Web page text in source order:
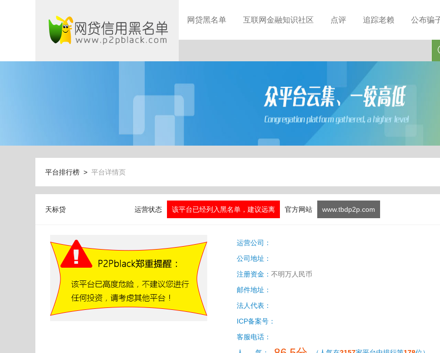
网贷黑名单 互联网金融知识社区 点评 追踪老赖 公布骗
平台排行榜 > 平台详情页
天标贷 运营状态 该平台已经列入黑名单，建议远离 官方网站 www.tbdp2p.com
运营公司：
公司地址：
注册资金： 不明万人民币
邮件地址：
法人代表：
ICP备案号：
客服电话：